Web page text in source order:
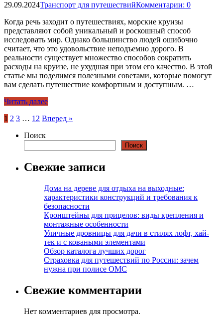
29.09.2024Транспорт для путешествийКомментарии: 0
Когда речь заходит о путешествиях, морские круизы
представляют собой уникальный и роскошный способ
исследовать мир. Однако большинство людей ошибочно
считает, что это удовольствие неподъемно дорого. В
реальности существует множество способов сократить
расходы на круизе, не ухудшая при этом его качество. В этой
статье мы поделимся полезными советами, которые помогут
вам сделать путешествие комфортным и доступным. …
Читать далее
Пагинация
записей
1 2 3 … 12 Вперед »
Поиск
Поиск
Свежие записи
Дома на дереве для отдыха на выходные:
характеристики конструкций и требования к
безопасности
Кронштейны для прицелов: виды крепления и
монтажные особенности
Уличные дровницы для дачи в стилях лофт, хай-
тек и с коваными элементами
Обзор каталога лучших дорог
Страховка для путешествий по России: зачем
нужна при полисе ОМС
Свежие комментарии
Нет комментариев для просмотра.